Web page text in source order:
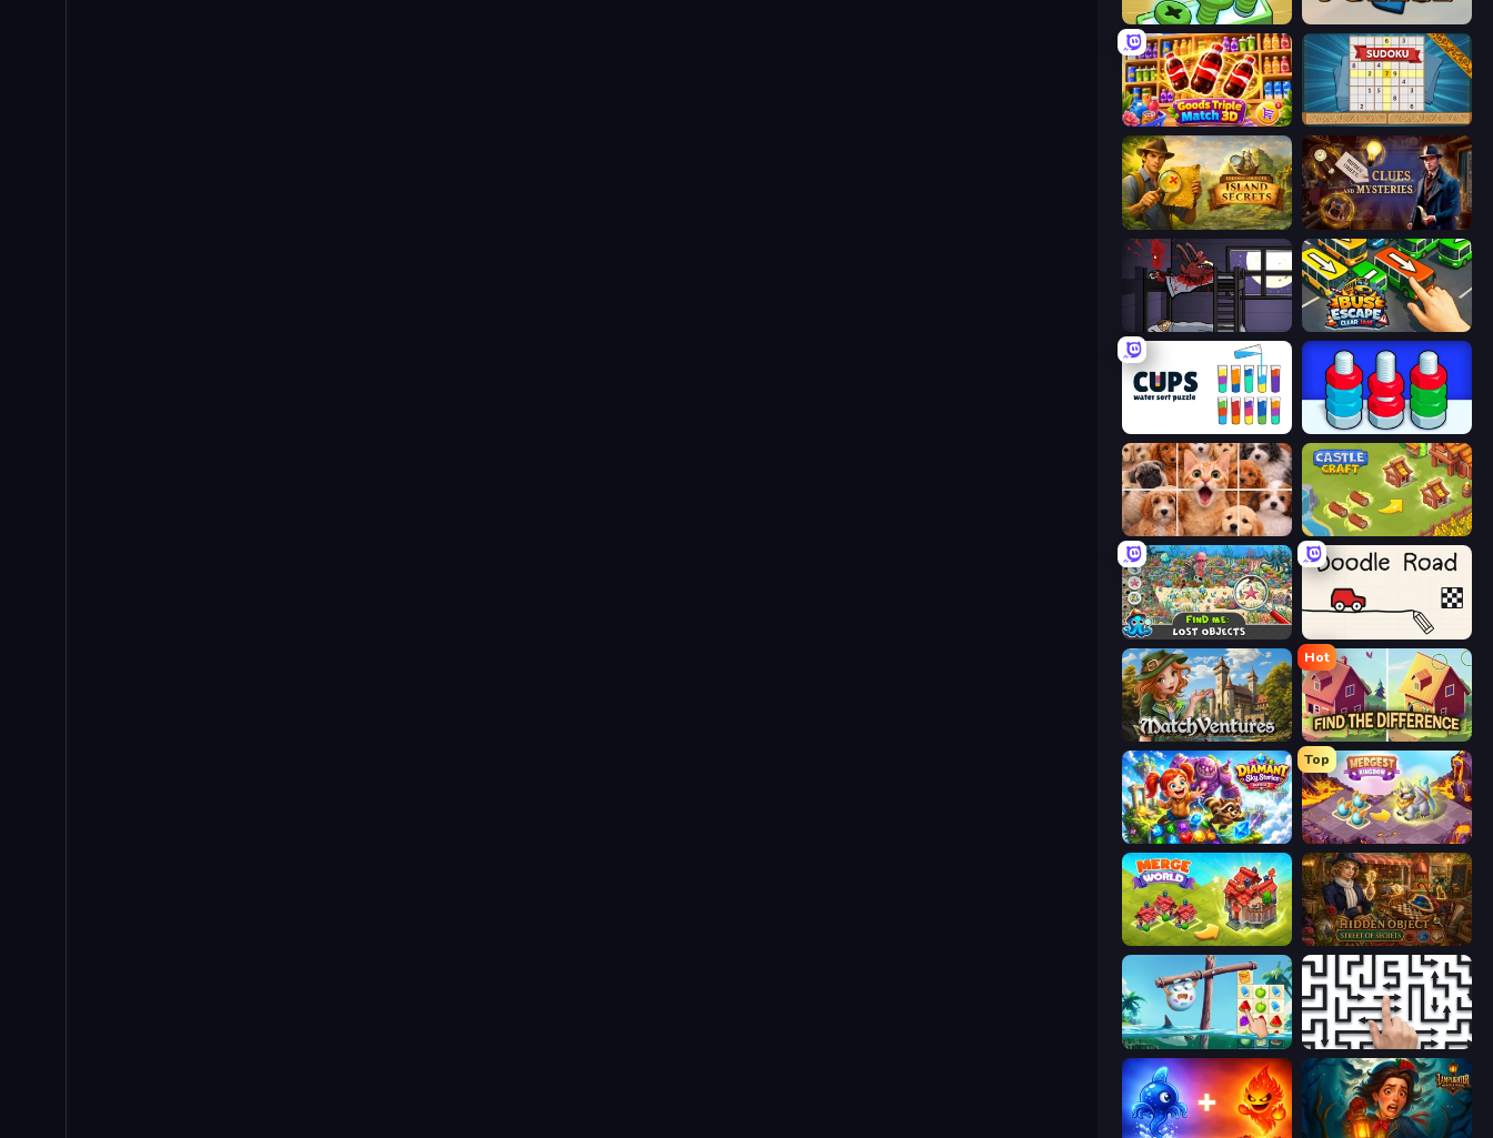
Screw Out: Bolts and Nuts
Goods Triple Match 3D Sudoku Online
Hidden Objects: Island Secrets Hidden Object: Clues and Mysteries
The Visitor Bus Escape: Clear Jam
Cups - Water Sort Puzzle
Jigpic Solitaire Castle Craft
Find Me: Lost Objects
MatchVentures
Hot
Find The Difference
Diamant: Sky Stories Match 3
Top
Mergest Kingdom
Merge World Hidden Object: Street Of Secrets
Sugar Heroes Arrow Escape: Puzzle